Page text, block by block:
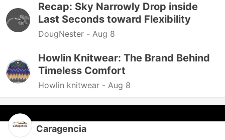
Recap: Sky Narrowly Drop inside
Last Seconds toward Flexibility
DougNester - Aug 8
Howlin Knitwear: The Brand Behind
Timeless Comfort
Howlin knitwear - Aug 8
Caragencia